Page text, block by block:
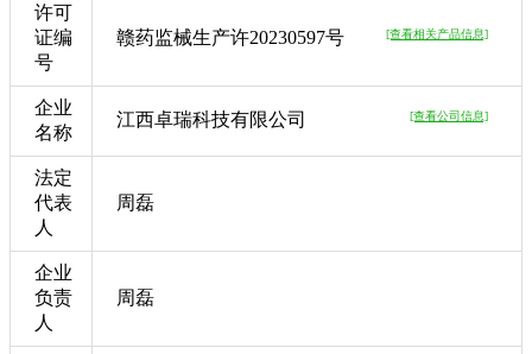
许可
证编
号
赣药监械生产许20230597号 [查看相关产品信息]
企业
名称
江西卓瑞科技有限公司 [查看公司信息]
法定
代表
人
周磊
企业
负责
人
周磊